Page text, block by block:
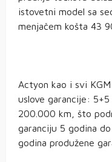
istovetni model sa
menjačem košta 43
Actyon kao i svi
uslove garancije:
200.000 km, što
garanciju 5 godina
godina produžene